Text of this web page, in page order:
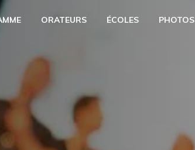
ORATEURS ÉCOLES PHOTOS